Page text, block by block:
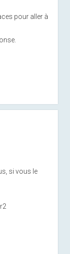
pour aller à
si vous le